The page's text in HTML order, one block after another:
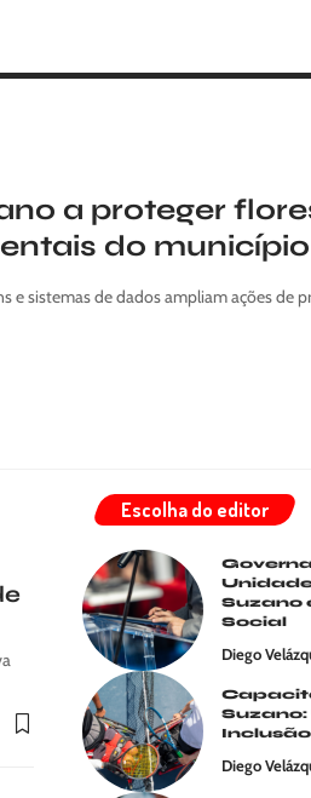
a proteger
do município
e sistemas de dados ampliam ações de
Escolha do editor
Suzano
Social
Diego
Diego